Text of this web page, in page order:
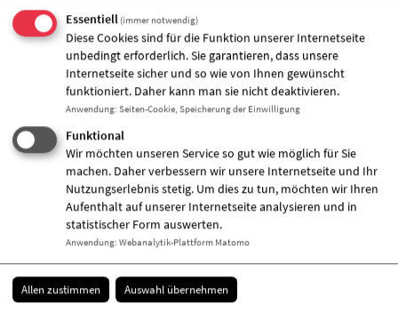
sich aufgrund des guten Zwecks bewusst für die
Fernsehlotterie entschieden“, betont Christian
Kipper, Geschäftsführer der Fernsehlotterie. „Im
Hinblick auf die Neuordnung des Glücksspielwesens
in Deutschland sehen wir unseren Auftrag
allerdings bedroht: Wir müssen die Position der
Soziallotterien stärken, denn nur so können wir
langfristig hohe Gewinnausschüttungen für das
Gemeinwesen gewährleisten und unserem Auftrag
gerecht werden.“
Rund 40 Prozent der Loseinnahmen fließen in die
sozialen Einrichtungen der Wohlfahrtsverbände, so
dass die Fernsehlotterie zum Beispiel Um- und
Ausbauprojekte mit Beträgen von bis zu 500.000
Euro unterstützen konnte. Johannes Stockmeier,
Präsident der Bundesarbeitsgemeinschaft der
Essentiell (immer notwendig)
Diese Cookies sind für die Funktion unserer Internetseite
unbedingt erforderlich. Sie garantieren, dass unsere
Internetseite sicher und so wie von Ihnen gewünscht
funktioniert. Daher kann man sie nicht deaktivieren.
Anwendung: Seiten-Cookie, Speicherung der Einwilligung
Funktional
Wir möchten unseren Service so gut wie möglich für Sie
machen. Daher verbessern wir unsere Internetseite und Ihr
Nutzungserlebnis stetig. Um dies zu tun, möchten wir Ihren
Aufenthalt auf unserer Internetseite analysieren und in
statistischer Form auswerten.
Anwendung: Webanalytik-Plattform Matomo
Allen zustimmen Auswahl übernehmen